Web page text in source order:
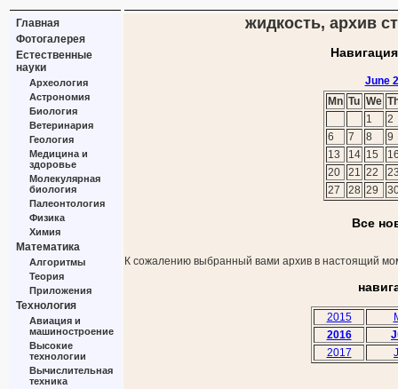
Главная
Фотогалерея
Естественные
науки
Археология
Астрономия
Биология
Ветеринария
Геология
Медицина и
здоровье
Молекулярная
биология
Палеонтология
Физика
Химия
Математика
Алгоритмы
Теория
Приложения
Технология
Авиация и
машиностроение
Высокие
технологии
Вычислительная
техника
жидкость, архив
June
Mn Tu We
1
2
6
7 8
9
13
14 15
20
21 22
27
28 29
Все
К сожалению выбранный вами архив в настоящий
2015
2016
2017